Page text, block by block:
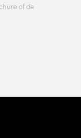
of de